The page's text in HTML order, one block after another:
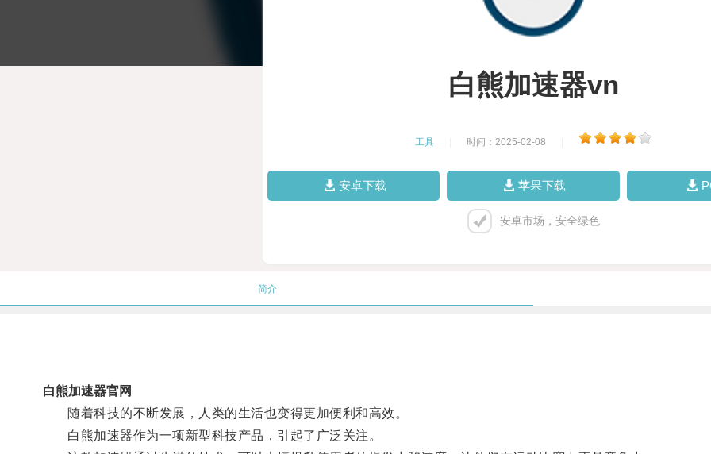
白熊加速器vn
工具 时间：2025-02-08
安卓下载 苹果下载
安卓市场，安全绿色
简介
白熊加速器官网
随着科技的不断发展，人类的生活也变得更加便利和高效。
白熊加速器作为一项新型科技产品，引起了广泛关注。